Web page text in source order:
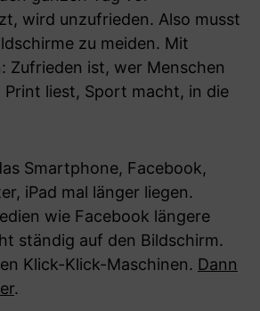
wird unzufrieden. Also musst
zu meiden. Mit
Zufrieden ist, wer Menschen
liest, Sport macht, in die
Smartphone, Facebook,
iPad mal länger liegen.
wie Facebook längere
ständig auf den Bildschirm.
Klick-Klick-Maschinen. Dann
.